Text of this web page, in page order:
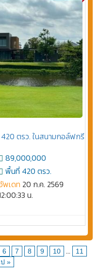
ตรว. ในสนามกอล์ฟกรี
89,000,000
พื้นที่ 420 ตรว.
พเดท 20 ก.ค. 2569
น.
6 7 8 9 10 ...
11
»